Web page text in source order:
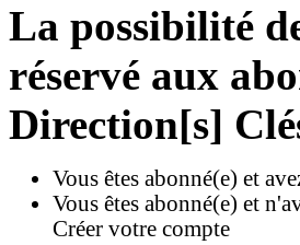
La possibilité
réservé aux
Direction[s]
Vous êtes abonné(e) et
Vous êtes abonné(e) et
Créer votre compte